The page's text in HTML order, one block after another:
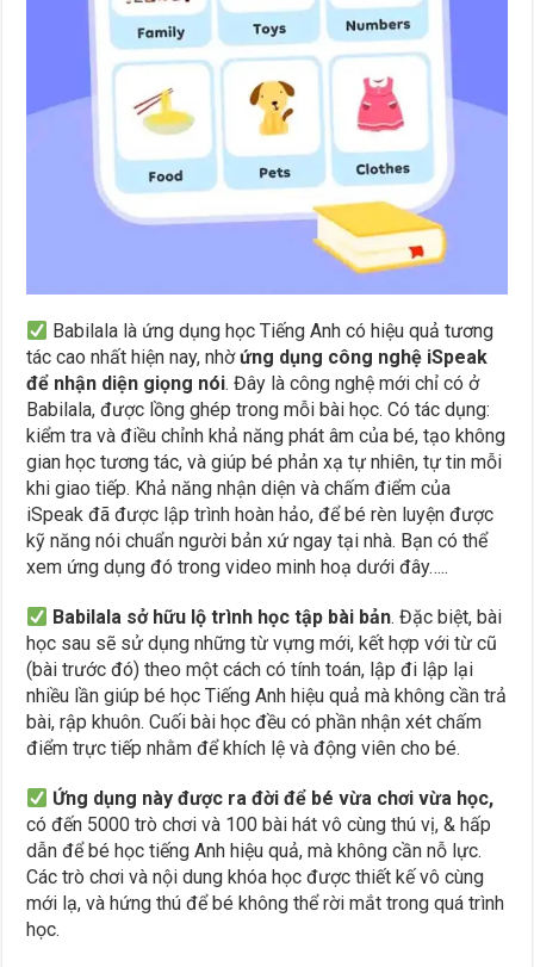
Babilala là ứng dụng học Tiếng Anh có hiệu quả tương
tác cao nhất hiện nay, nhờứng dụng công nghệ iSpeak
để nhận diện giọng nói. Đây là công nghệ mới chỉ có ở
Babilala, được lồng ghép trong mỗi bài học. Có tác dụng:
kiểm tra và điều chỉnh khả năng phát âm của bé, tạo không
gian học tương tác, và giúp bé phản xạ tự nhiên, tự tin mỗi
khi giao tiếp. Khả năng nhận diện và chấm điểm của
iSpeak đã được lập trình hoàn hảo, để bé rèn luyện được
kỹ năng nói chuẩn người bản xứ ngay tại nhà. Bạn có thể
xem ứng dụng đó trong video minh hoạ dưới đây…..
Babilala sở hữu lộ trình học tập bài bản. Đặc biệt, bài
học sau sẽ sử dụng những từ vựng mới, kết hợp với từ cũ
(bài trước đó) theo một cách có tính toán, lập đi lập lại
nhiều lần giúp bé học Tiếng Anh hiệu quả mà không cần trả
bài, rập khuôn. Cuối bài học đều có phần nhận xét chấm
điểm trực tiếp nhằm để khích lệ và động viên cho bé.
Ứng dụng này được ra đời để bé vừa chơi vừa học,
có đến 5000 trò chơi và 100 bài hát vô cùng thú vị, & hấp
dẫn để bé học tiếng Anh hiệu quả, mà không cần nỗ lực.
Các trò chơi và nội dung khóa học được thiết kế vô cùng
mới lạ, và hứng thú để bé không thể rời mắt trong quá trình
học.